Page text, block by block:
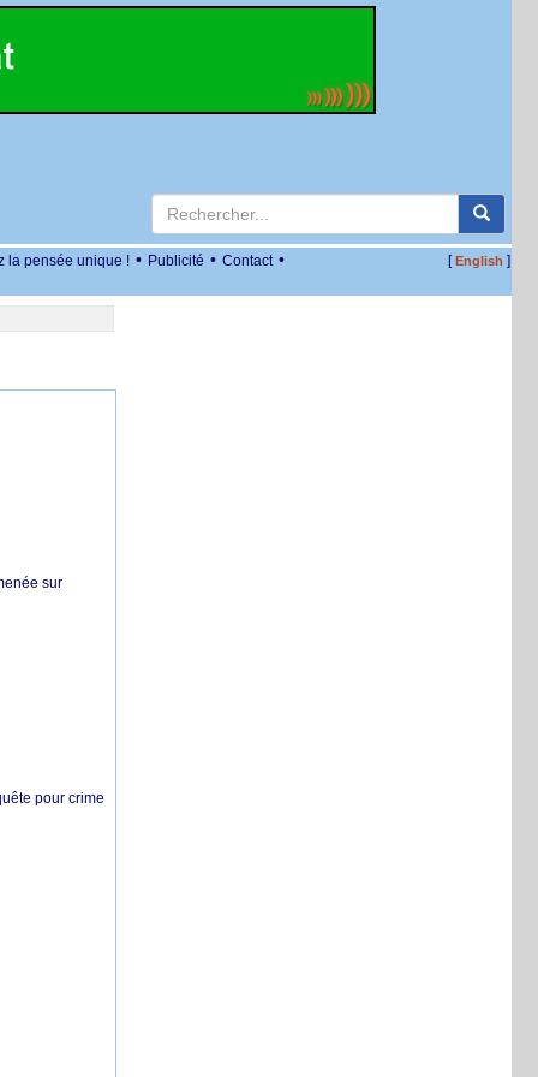
la pensée unique ! • Publicité • Contact • [English ]
sur
pour crime